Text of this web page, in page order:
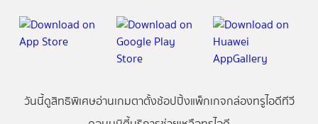
วันนี้ดูสิทธิพิเศษอ่านเกมตาตั้งช้อปปิ้งแพ็กเกจกล่องทรูไอดีทีวี